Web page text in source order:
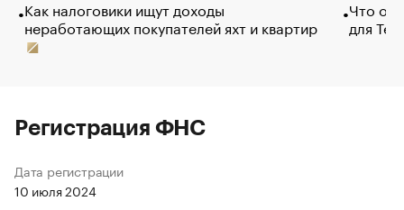
Как налоговики ищут доходы
неработающих покупателей яхт и квартир
Что
для
Регистрация ФНС
Дата регистрации
10 июля 2024